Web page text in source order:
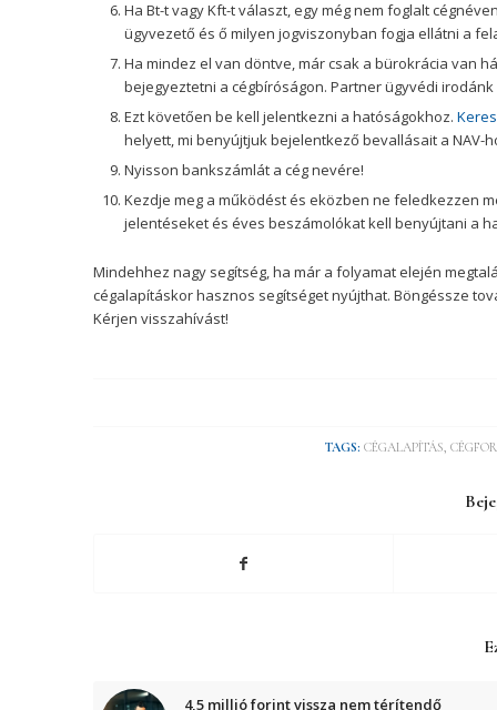
Ha Bt-t vagy Kft-t választ, egy még nem foglalt
ügyvezető és ő milyen jogviszonyban fogja ellátni a
Ha mindez el van döntve, már csak a bürokrácia van
bejegyeztetni a cégbíróságon. Partner ügyvédi irodánk
Ezt követően be kell jelentkezni a hatóságokhoz.
helyett, mi benyújtjuk bejelentkező bevallásait a NAV-
Nyisson bankszámlát a cég nevére!
Kezdje meg a működést és eközben ne feledkezzen
jelentéseket és éves beszámolókat kell benyújtani a
Mindehhez nagy segítség, ha már a folyamat elején
cégalapításkor hasznos segítséget nyújthat. Böngéssze
Kérjen visszahívást!
TAGS: CÉGALAPÍTÁS,
4,5 millió forint vissza nem térítendő